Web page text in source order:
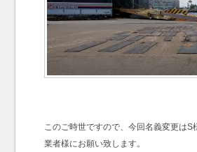
このご時世ですので、今回名義変更はS
業者様にお願い致します。